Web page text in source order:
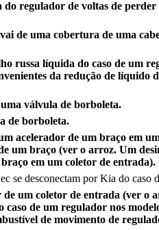
regulador de voltas de perder
de uma cobertura de uma
russa líquida do caso de um
da redução de líquido
válvula de borboleta.
de borboleta.
acelerador de um braço em
um braço (ver o arroz. Um
em um coletor de entrada).
se desconectam por Kia do caso
um coletor de entrada (ver o
caso de um regulador nos
de movimento de